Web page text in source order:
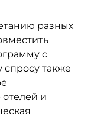
разных
с
также
и